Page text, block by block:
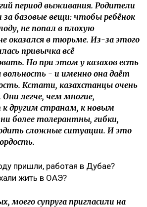
период выживания. Родители
за базовые вещи: чтобы ребёнок
не попал в плохую
оказался в тюрьме. Из-за этого
привычка всё
Но при этом у казахов есть
вольность - и именно она даёт
Кстати, казахстанцы очень
легче, чем многие,
другим странам, к новым
более толерантны, гибки,
сложные ситуации. И это
пришли, работая в Дубае?
жить в ОАЭ?
моего супруга пригласили на